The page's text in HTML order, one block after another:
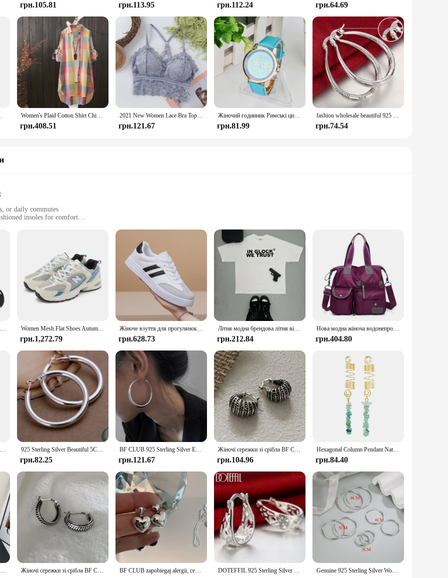
грн.105.81 грн.113.95 грн.112.24 грн.64.69
Anniversary Gift for Her Women's Plaid Cotton Shirt Chic Women Blouse Elegant and Youth Women's Blouses New In External Clothes Korean Style
грн.408.51
2021 New Women Lace Bra Top Hollow Out Bralette Push Up Underwear Sexy Vest Lady Big Size Full Cup Thin Seamless Femme Lingerie
грн.121.67
Жіночий годинник Римські цифри Штучна шкіра Аналоговий кварцовий годинник Елегантний жіночий годинник Шкіряний ремінець Жіночий годинник зі сплаву reloj
грн.81.99
fashion wholesale beautiful 925 Sterling silver Earring for women classic charm Jewelry cute lady wedding party
грн.74.54
or daily commutes
insoles for comfort
the fit
to merge comfort with contemporary fashion. The sneakers boast a durable synthetic upper that is not only resilient but also easy
mesh lining keeps your feet cool and dry, perfect for those long walks or when you're on your feet for extended periods. The
to your casual attire, making these sneakers a versatile addition to your wardrobe.
exercise, these sneakers are the perfect choice. The lightweight construction ensures that you can move freely without any added
for all-day wear. The sneakers are designed to be adaptable to various scenarios, from the hustle and bustle of the city streets to the
ensures that you can find the perfect fit for your feet, making these sneakers a reliable companion for any activity.
of a set that includes laces to customize the fit to your liking. These sneakers are not just about style; they are also about
and suppliers looking to offer a reliable and fashionable product to their customers. The sneakers are for sale, and with their versatile
value both style and functionality in their footwear.
Жіноче взуття FitVille Широка ширина Легкі кросівки для жінок Широка ширина для плоскостопості Підошовний фасціїт Знеболююче п’яту Women Mesh Flat Shoes Autumn New Fashion Tennis Women Fashion Thick Soled Lace Up Casual Breathable White and Black Sneakers
грн.1,272.79
Жіноче взуття для прогулянок Модні шкарпетки Кросівки Дихає Зручне взуття для годування Повсякденні лофери на платформі Нековзке взуття для жінок
грн.628.73
Літня модна брендова літня вільна жіноча футболка Harajuku IN GLOCK WE TRUST Letter Print Oversize Tee з коротким рукавом Жіночий одяг
грн.212.84
Нова модна жіноча водонепроникна сумка Оксфорд, повсякденна нейлонова сумка на плече великої місткості для подорожей
грн.404.80
Reloj Mujer Fashion Women Watches Ladies Orange Leather Quartz Wrist Watch for Women Bussiness Casual Watch Relogio Feminino 925 Sterling Silver Beautiful 5CM Big circle hoop earrings for Woman Fashion Party Wedding Accessories Jewelry Christmas Gifts
грн.82.25
BF CLUB 925 Sterling Silver Earrings For Women Trendy Simple Big Round Earring Jewelry Prevent Allergy Party Accessories
грн.121.67
Жіночі сережки зі срібла BF CLUB 925, модні сережки в стилі ретро, ювелірні вироби, що запобігають алергії, аксесуари для вечірок
грн.104.96
Hexagonal Column Pendant Natural Stone Hair Jewelry For Women Braids Crystal Butterfly Dreadlock Women Headwear Dangle Dreadlock
грн.84.40
Нова вінтажна вельветова сумка в стилі ретро, сумки через плече, гаманець, повсякденні жіночі сумки, сумка на плече, доступні різні кольори Жіночі сережки зі срібла BF CLUB 925, модні прості круглі сережки в стилі ретро, ювелірні вироби, що запобігають алергії, аксесуари для вечірок BF CLUB zapobiegaj alergii, серьги-гвоздики из стерлингового серебра 925 пробы для женщин, летние модные винтажные серьги-гвоздики Sweet LOVE Heart, вечерние украшения DOTEFFIL 925 Sterling Silver Geometric Hollow Hoop Earring For Woman Charm Engagement Party Wedding Party Jewelry Gift Genuine 925 Sterling Silver Women's New Jewelry Fashion Round Hoop Earrings